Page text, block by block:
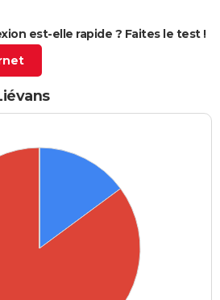
est-elle rapide ? Faites le test !